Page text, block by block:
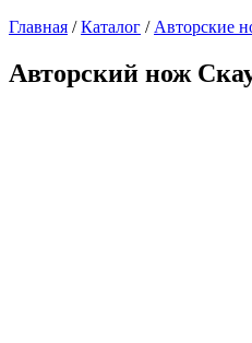
Главная /Каталог / Авторские
Авторский нож